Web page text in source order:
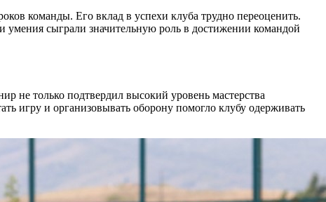
команды. Его вклад в успехи клуба трудно переоценить.
умения сыграли значительную роль в достижении командой
не только подтвердил высокий уровень мастерства
игру и организовывать оборону помогло клубу одерживать